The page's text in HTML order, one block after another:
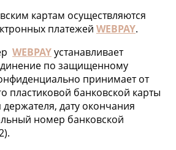
картам осуществляются
платежей WEBPAY.
WEBPAYустанавливает
по защищенному
принимает от
пластиковой банковской карты
дату окончания
номер банковской